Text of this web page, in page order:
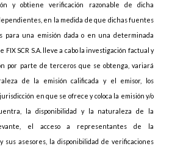
y obtiene verificación razonable de dicha
en la medida de que dichas fuentes
para una emisión dada o en una determinada
FIX SCR S.A. lleve a cabo la investigación factual y
por parte de terceros que se obtenga, variará
de la emisión calificada y el emisor, los
en que se ofrece y coloca la emisión y/o
la disponibilidad y la naturaleza de la
el acceso a representantes de la
sus asesores, la disponibilidad de verificaciones